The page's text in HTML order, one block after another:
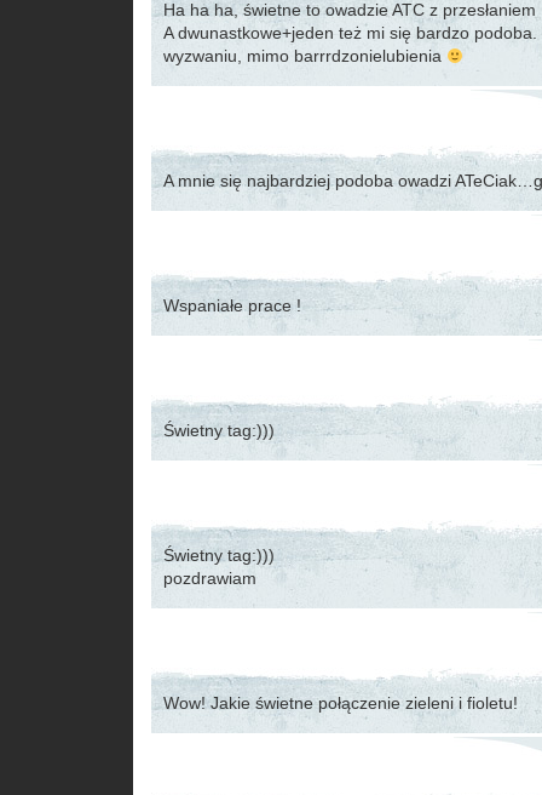
Ha ha ha, świetne to owadzie ATC z przesłaniem
A dwunastkowe+jeden też mi się bardzo podoba.
wyzwaniu, mimo barrrdzonielubienia
A mnie się najbardziej podoba owadzi
Wspaniałe prace !
Świetny tag:)))
Świetny tag:)))
pozdrawiam
Wow! Jakie świetne połączenie zieleni i fioletu!